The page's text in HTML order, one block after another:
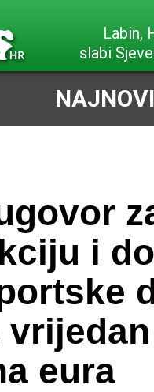
slabi
i
eura